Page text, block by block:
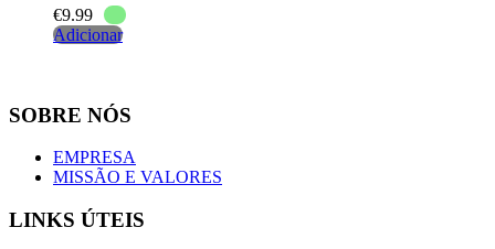
€9.99
Adicionar
SOBRE NÓS
EMPRESA
MISSÃO E VALORES
LINKS ÚTEIS